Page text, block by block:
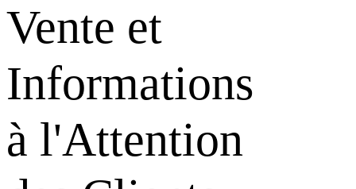
Vente et
Informations
à l'Attention